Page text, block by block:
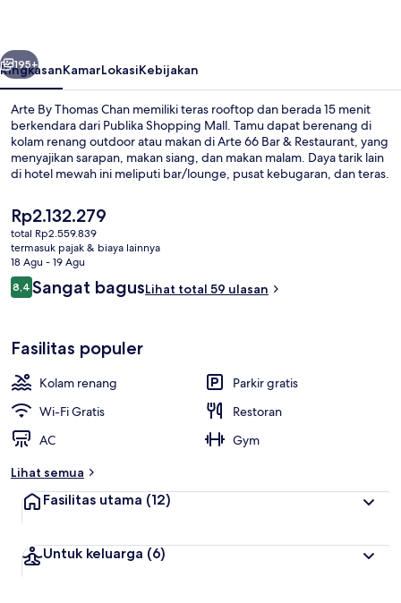
Berikutnya
195+
RingkasanKamarLokasiKebijakan
Arte By Thomas Chan memiliki teras rooftop dan berada 15 menit
berkendara dari Publika Shopping Mall. Tamu dapat berenang di
kolam renang outdoor atau makan di Arte 66 Bar & Restaurant, yang
menyajikan sarapan, makan siang, dan makan malam. Daya tarik lain
di hotel mewah ini meliputi bar/lounge, pusat kebugaran, dan teras.
Harga
saat
ini
Rp2.132.279
Rp2.132.279
total Rp2.559.839
termasuk pajak & biaya lainnya
18 Agu - 19 Agu
Ulasan
8,48,4 dari 10
Sangat bagusLihat total 59 ulasan
Fasilitas populer
Kolam renang
Parkir gratis
Wi-Fi Gratis
Restoran
AC
Gym
Lihat semua
Fasilitas utama (12)
Untuk keluarga (6)